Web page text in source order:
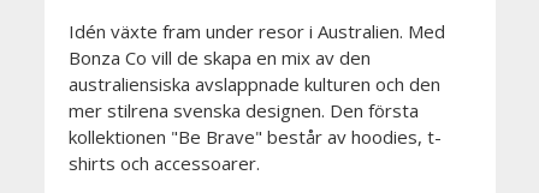
Idén växte fram under resor i Australien. Med
Bonza Co vill de skapa en mix av den
australiensiska avslappnade kulturen och den
mer stilrena svenska designen. Den första
kollektionen "Be Brave" består av hoodies, t-
shirts och accessoarer.